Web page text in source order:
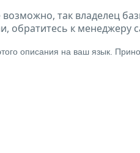
так владелец
обратитесь к менеджеру
описания на ваш язык.